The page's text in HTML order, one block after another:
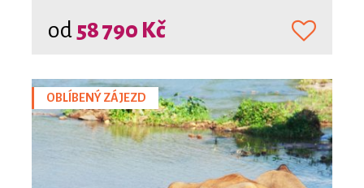
od 58 790 Kč
OBLÍBENÝ ZÁJEZD